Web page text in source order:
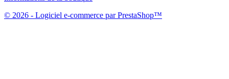
© 2026 - Logiciel e-commerce par PrestaShop™